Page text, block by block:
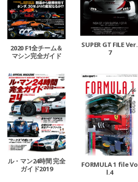
2020 F1全チーム＆
マシン完全ガイド
SUPER GT FILE Ver.
7
ル・マン24時間 完全
ガイド2019
FORMULA 1 file Vo
l.4